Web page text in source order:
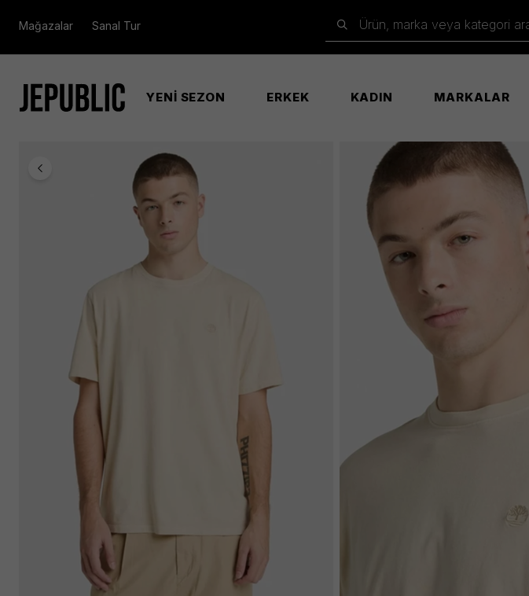
Mağazalar Sanal Tur Ürün, marka veya kategori
YENİ SEZON ERKEK KADIN MARKALAR
Dunstan Rıver Garment Dye Erkek Gri̇ Ti̇şört
Erkek
Anasayfa